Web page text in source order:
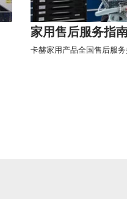
家用售后服务指
卡赫家用产品全国售后服